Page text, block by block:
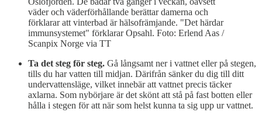
väder och väderförhållande berättar damerna och
förklarar att vinterbad är hälsofrämjande. "Det härdar
immunsystemet" förklarar Opsahl. Foto: Erlend Aas /
Scanpix Norge via TT
Ta det steg för steg. Gå långsamt ner i vattnet eller på stegen,
tills du har vatten till midjan. Därifrån sänker du dig till ditt
undervattensläge, vilket innebär att vattnet precis täcker
axlarna. Som nybörjare är det skönt att stå på fast botten eller
hålla i stegen för att när som helst kunna ta sig upp ur vattnet.